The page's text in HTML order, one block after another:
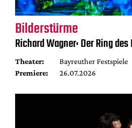
Bilderstürme
Richard Wagner: Der Ring
Theater:
Bayreuther Festspiele
Premiere:
26.07.2026